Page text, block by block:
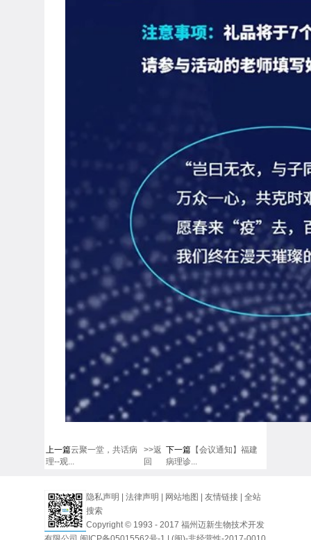
上一篇云聚一堂，共话病
理--观...
>>返
回
下一篇 【会议通知】福建
病理诊...
隐私声明 法律声明 网站地图 友情链接
全站
搜索
Copyright © 1993 - 2017 福州迈新生物技术开发